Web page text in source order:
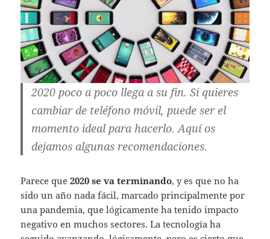
2020 poco a poco llega a su fin. Si quieres
cambiar de teléfono móvil, puede ser el
momento ideal para hacerlo. Aquí os
dejamos algunas recomendaciones.
Parece que2020 se va terminando, y es que no ha
sido un año nada fácil, marcado principalmente por
una pandemia, que lógicamente ha tenido impacto
negativo en muchos sectores. La tecnología ha